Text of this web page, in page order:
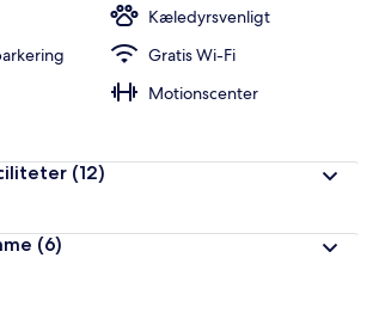
Kæledyrsvenligt
Gratis Wi-Fi
Motionscenter
(12)
(6)